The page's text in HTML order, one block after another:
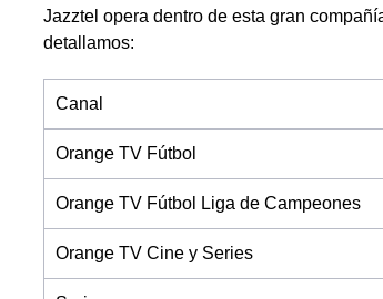
Jazztel opera dentro de esta gran
detallamos:
Canal
Orange TV Fútbol
Orange TV Fútbol Liga de Campeones
Orange TV Cine y Series